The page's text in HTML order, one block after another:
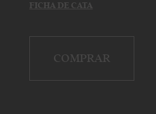
FICHA DE CATA
COMPRAR